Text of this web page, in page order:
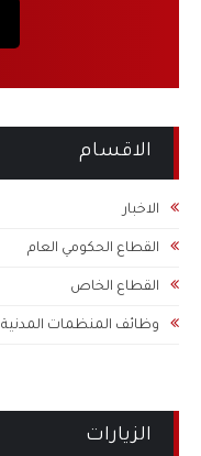
الاقسام
الاخبار
القطاع الحكومي العام
القطاع الخاص
وظائف المنظمات المدنية
الزيارات